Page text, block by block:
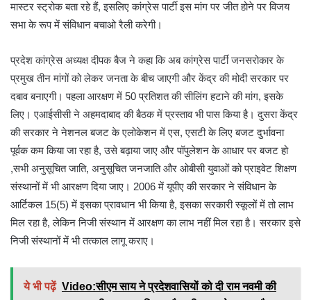
मास्टर स्ट्रोक बता रहे हैं, इसलिए कांग्रेस पार्टी इस मांग पर जीत होने पर विजय
सभा के रूप में संविधान बचाओ रैली करेगी।
प्रदेश कांग्रेस अध्यक्ष दीपक बैज ने कहा कि अब कांग्रेस पार्टी जनसरोकार के
प्रमुख तीन मांगों को लेकर जनता के बीच जाएगी और केंद्र की मोदी सरकार पर
दबाव बनाएगी। पहला आरक्षण में 50 प्रतिशत की सीलिंग हटाने की मांग, इसके
लिए। एआईसीसी ने अहमदाबाद की बैठक में प्रस्ताव भी पास किया है। दुसरा केंद्र
की सरकार ने नेशनल बजट के एलोकेशन में एस, एसटी के लिए बजट दुर्भावना
पूर्वक कम किया जा रहा है, उसे बढ़ाया जाए और पॉपुलेशन के आधार पर बजट हो
,सभी अनुसूचित जाति, अनुसूचित जनजाति और ओबीसी युवाओं को प्राइवेट शिक्षण
संस्थानों में भी आरक्षण दिया जाए। 2006 में यूपीए की सरकार ने संविधान के
आर्टिकल 15(5) में इसका प्रावधान भी किया है, इसका सरकारी स्कूलों में तो लाभ
मिल रहा है, लेकिन निजी संस्थान में आरक्षण का लाभ नहीं मिल रहा है। सरकार इसे
निजी संस्थानों में भी तत्काल लागू कराए।
ये भी पढ़ें Video:सीएम साय ने प्रदेशवासियों को दी राम नवमी की